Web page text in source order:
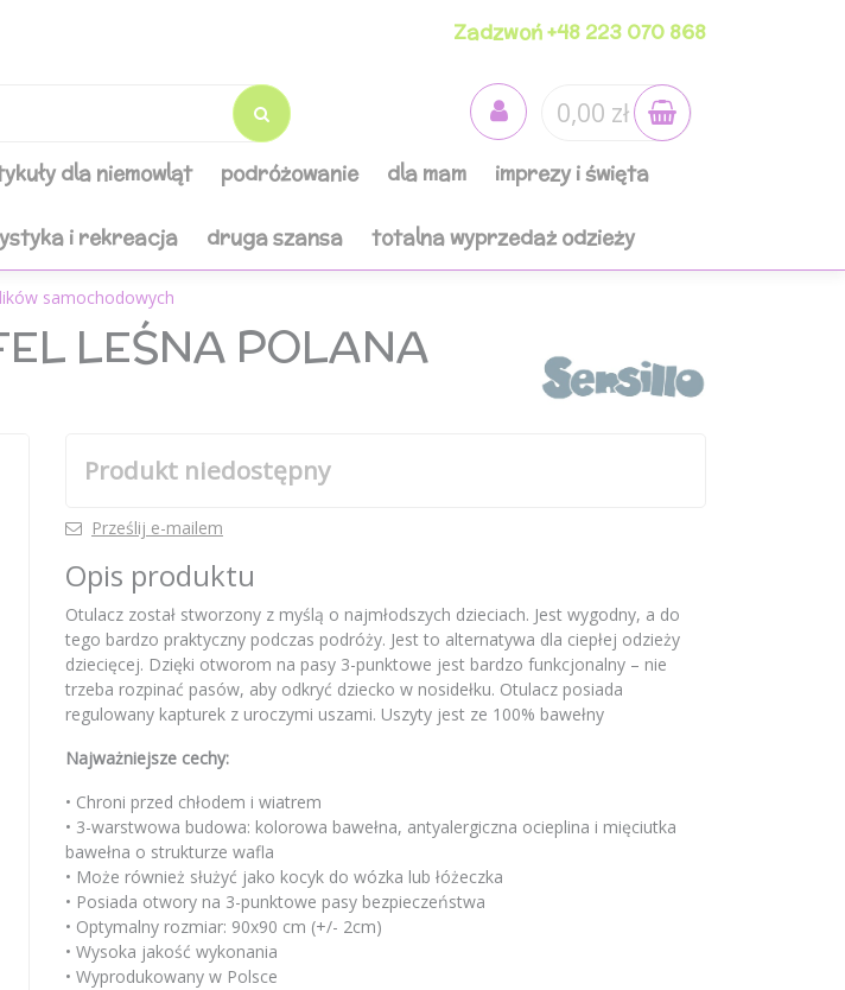
Zadzwoń +48 223 070 868
0,00 zł
dla niemowląt podróżowanie dla mam imprezy i święta
i rekreacja druga szansa totalna wyprzedaż odzieży
samochodowych
LEŚNA POLANA
Produkt niedostępny
Prześlij e-mailem
Opis produktu
Otulacz został stworzony z myślą o najmłodszych dzieciach. Jest wygodny, a do
tego bardzo praktyczny podczas podróży. Jest to alternatywa dla ciepłej odzieży
dziecięcej. Dzięki otworom na pasy 3-punktowe jest bardzo funkcjonalny – nie
trzeba rozpinać pasów, aby odkryć dziecko w nosidełku. Otulacz posiada
regulowany kapturek z uroczymi uszami. Uszyty jest ze 100% bawełny
Najważniejsze cechy:
• Chroni przed chłodem i wiatrem
• 3-warstwowa budowa: kolorowa bawełna, antyalergiczna ocieplina i mięciutka
bawełna o strukturze wafla
• Może również służyć jako kocyk do wózka lub łóżeczka
• Posiada otwory na 3-punktowe pasy bezpieczeństwa
• Optymalny rozmiar: 90x90 cm (+/- 2cm)
• Wysoka jakość wykonania
• Wyprodukowany w Polsce